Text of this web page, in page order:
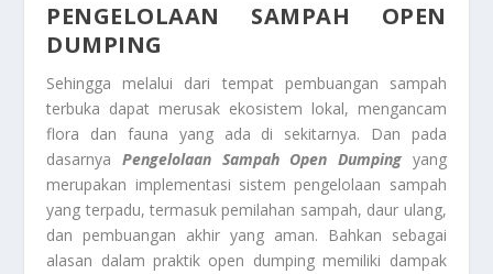
PENGELOLAAN SAMPAH OPEN
DUMPING
Sehingga melalui dari tempat pembuangan sampah
terbuka dapat merusak ekosistem lokal, mengancam
flora dan fauna yang ada di sekitarnya. Dan pada
dasarnyaPengelolaan Sampah Open Dumpingyang
merupakan implementasi sistem pengelolaan sampah
yang terpadu, termasuk pemilahan sampah, daur ulang,
dan pembuangan akhir yang aman. Bahkan sebagai
alasan dalam praktik open dumping memiliki dampak